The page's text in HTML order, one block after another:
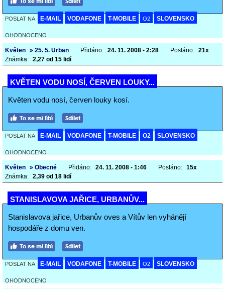
POSLAT NA E-MAIL VODAFONE T-MOBILE O2 SLOVENSKO
OHODNOCENO
Květen » 25. 5. Urban Přidáno: 24. 11. 2008 - 2:28 Posláno: 21x
Známka: 2,27 od 15 lidí
KVĚTEN VODU NOSÍ, ČERVEN LOUKY...
Květen vodu nosí, červen louky kosí.
POSLAT NA E-MAIL VODAFONE T-MOBILE O2 SLOVENSKO
OHODNOCENO
Květen » Obecné Přidáno: 24. 11. 2008 - 1:46 Posláno: 15x
Známka: 2,39 od 18 lidí
STANISLAVOVA JAŘICE, URBANŮV...
Stanislavova jařice, Urbanův oves a Vítův len vyhánějí
hospodáře z domu ven.
POSLAT NA E-MAIL VODAFONE T-MOBILE O2 SLOVENSKO
OHODNOCENO